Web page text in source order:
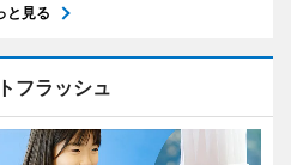
と見る
フラッシュ